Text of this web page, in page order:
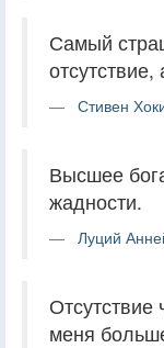
Самый
Стивен
Высшее
жадности.
Луций
Отсутствие
меня